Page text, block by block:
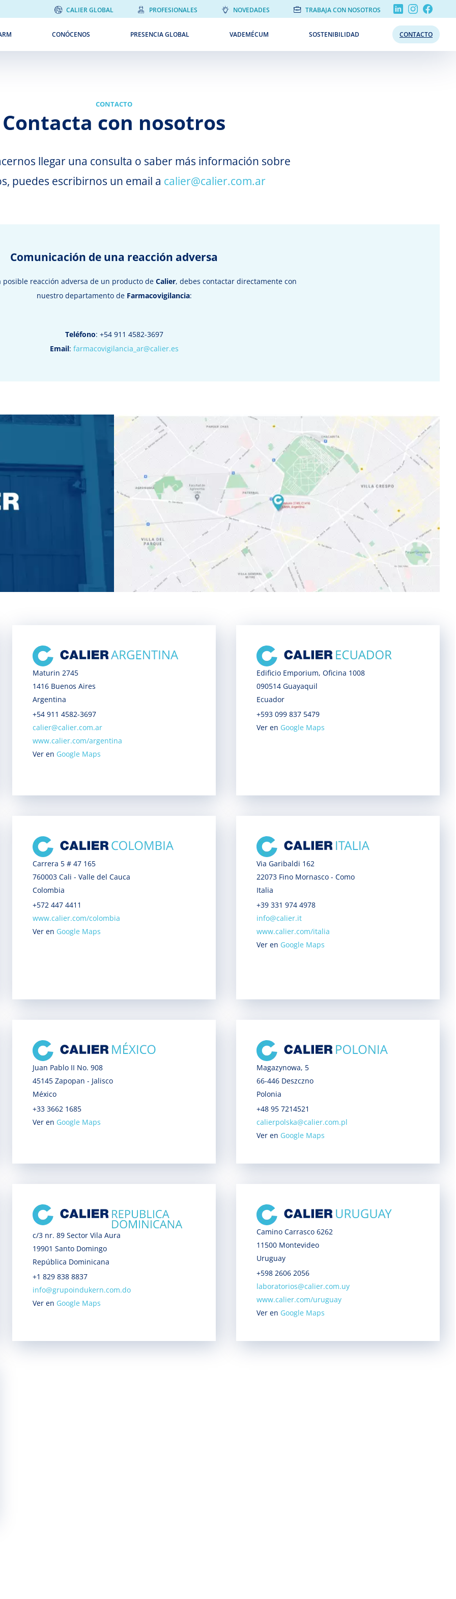
CALIER GLOBAL PROFESIONALES NOVEDADES TRABAJA CON NOSOTROS
CONÓCENOS PRESENCIA GLOBAL VADEMÉCUM SOSTENIBILIDAD CONTACTO
CONTACTO
Contacta con nosotros
llegar una consulta o saber más información sobre
puedes escribirnos un email a calier@calier.com.ar
Comunicación de una reacción adversa
posible reacción adversa de un producto de Calier, debes contactar directamente con
nuestro departamento de Farmacovigilancia:
Teléfono: +54 911 4582-3697
Email: farmacovigilancia_ar@calier.es
Maturin 2745
1416 Buenos Aires
Argentina
+54 911 4582-3697
calier@calier.com.ar
www.calier.com/argentina
Ver en Google Maps
Edificio Emporium, Oficina 1008
090514 Guayaquil
Ecuador
+593 099 837 5479
Ver en Google Maps
Carrera 5 # 47 165
760003 Cali - Valle del Cauca
Colombia
+572 447 4411
www.calier.com/colombia
Ver en Google Maps
Via Garibaldi 162
22073 Fino Mornasco - Como
Italia
+39 331 974 4978
info@calier.it
www.calier.com/italia
Ver en Google Maps
Juan Pablo II No. 908
45145 Zapopan - Jalisco
México
+33 3662 1685
Ver en Google Maps
Magazynowa, 5
66-446 Deszczno
Polonia
+48 95 7214521
calierpolska@calier.com.pl
Ver en Google Maps
c/3 nr. 89 Sector Vila Aura
19901 Santo Domingo
República Dominicana
+1 829 838 8837
info@grupoindukern.com.do
Ver en Google Maps
Camino Carrasco 6262
11500 Montevideo
Uruguay
+598 2606 2056
laboratorios@calier.com.uy
www.calier.com/uruguay
Ver en Google Maps